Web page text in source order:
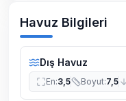
Havuz Bilgileri
Dış Havuz
En:3,5 Boyut:7,5